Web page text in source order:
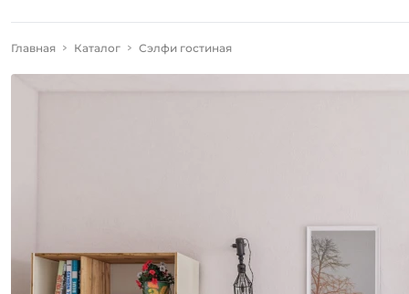
Главная Каталог Сэлфи гостиная